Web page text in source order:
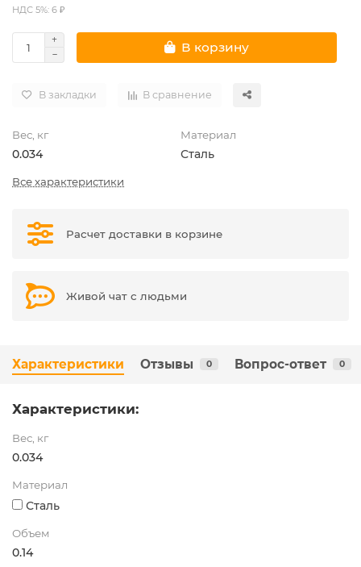
НДС 5%: 6 ₽
В корзину
В закладки В сравнение
Вес, кг
0.034
Материал
Сталь
Все характеристики
Расчет доставки в корзине
Живой чат с людьми
Характеристики Отзывы 0 Вопрос-ответ 0
Характеристики:
Вес, кг
0.034
Материал
Сталь
Объем
0.14